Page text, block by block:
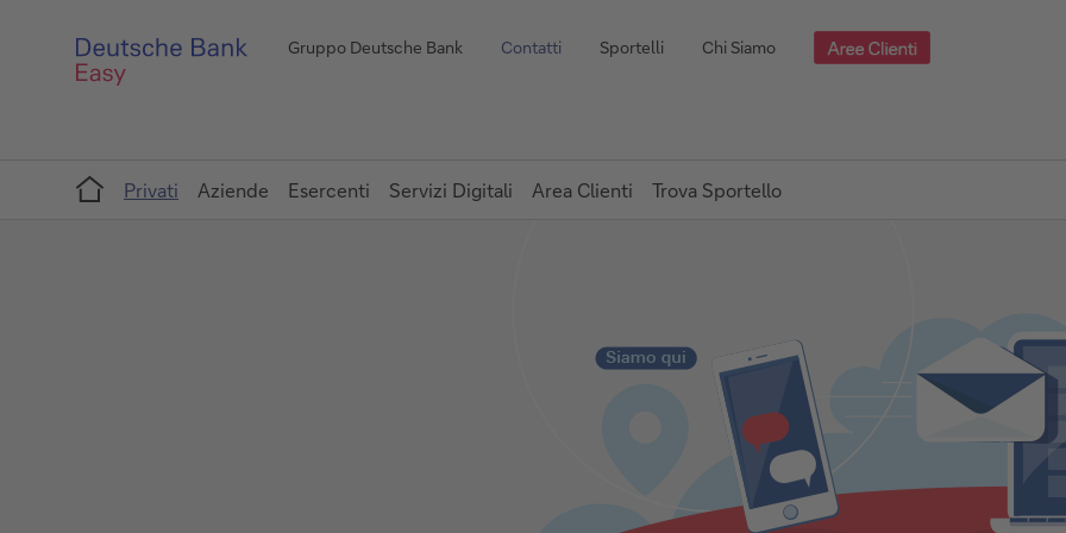
Gruppo Deutsche Bank Contatti Sportelli Chi Siamo
Privati
Aziende Esercenti Servizi Digitali Area Clienti Trova Sportello